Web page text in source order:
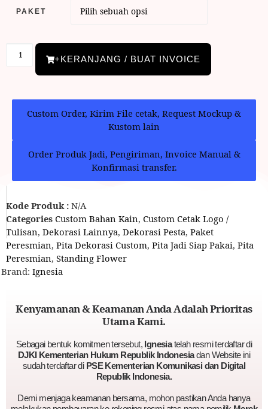
PAKET
+KERANJANG / BUAT INVOICE
Custom Order, Kirim File cetak, Request Mockup &
Kustom lain
Order Produk Jadi, Pengiriman, Invoice Manual &
Konfirmasi transfer.
Kode Produk : N/A
Categories Custom Bahan Kain, Custom Cetak Logo /
Tulisan, Dekorasi Lainnya, Dekorasi Pesta, Paket
Peresmian, Pita Dekorasi Custom, Pita Jadi Siap Pakai, Pita
Peresmian, Standing Flower
Brand: Ignesia
Kenyamanan & Keamanan Anda Adalah Prioritas
Utama Kami.
Sebagai bentuk komitmen tersebut, Ignesiatelah resmi terdaftar di
DJKI Kementerian Hukum Republik Indonesiadan Website ini
sudah terdaftar di PSE Kementerian Komunikasi dan Digital
Republik Indonesia.
Demi menjaga keamanan bersama, mohon pastikan Anda hanya